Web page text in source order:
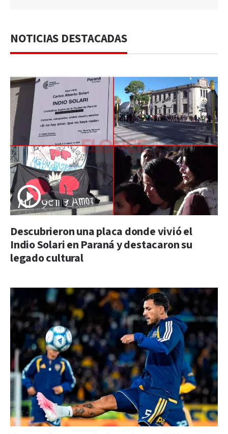
NOTICIAS DESTACADAS
Descubrieron una placa donde vivió el
Indio Solari en Paraná y destacaron su
legado cultural